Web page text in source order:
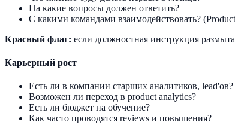
На какие вопросы должен ответить?
С какими командами взаимодействовать?
Красный флаг: если должностная инструкция
Карьерный рост
Есть ли в компании старших аналитиков, lead'ов?
Возможен ли переход в product analytics?
Есть ли бюджет на обучение?
Как часто проводятся reviews и повышения?